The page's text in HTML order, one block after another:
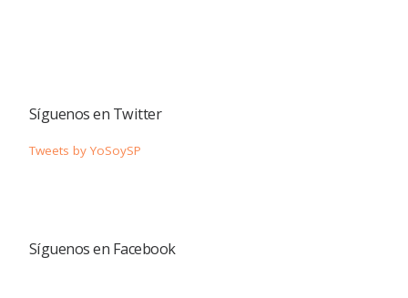
Síguenos en Twitter
Tweets by YoSoySP
Síguenos en Facebook